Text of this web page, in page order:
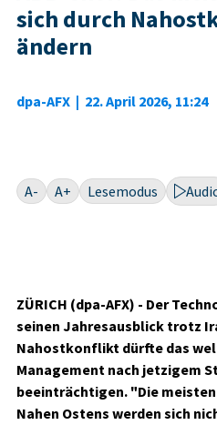
sich durch
ändern
dpa-AFX | 22. April 2026, 11:24
A- A+ Lesemodus
ZÜRICH (dpa-AFX) - Der
seinen Jahresausblick trotz
Nahostkonflikt dürfte das
Management nach jetzigem
beeinträchtigen. "Die
Nahen Ostens werden sich